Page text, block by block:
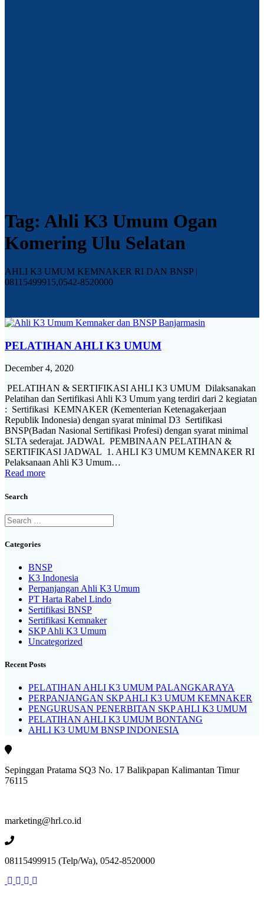
Tag: Ahli K3 Umum Ogan
Komering Ulu Selatan
AHLI K3 UMUM KEMNAKER RI DAN BNSP |
08115499915,0542-8520000
PELATIHAN AHLI K3 UMUM
December 4, 2020
PELATIHAN & SERTIFIKASI AHLI K3 UMUM Dilaksanakan
Pelatihan dan Sertifikasi Ahli K3 Umum yang terdiri dari 2 kegiatan
: Sertifikasi KEMNAKER (Kementerian Ketenagakerjaan
Republik Indonesia) dengan syarat minimal D3 Sertifikasi
BNSP(Badan Nasional Sertifikasi Profesi) dengan syarat minimal
SLTA sederajat. JADWAL PEMBINAAN PELATIHAN &
SERTIFIKASI JADWAL 1. AHLI K3 UMUM KEMNAKER RI
Pelaksanaan Ahli K3 Umum…
Read more
Search
Search
for:
Categories
BNSP
K3 Indonesia
Perpanjangan Ahli K3 Umum
PT Harta Rabel Lindo
Sertifikasi BNSP
Sertifikasi Kemnaker
SKP Ahli K3 Umum
Uncategorized
Recent Posts
PELATIHAN AHLI K3 UMUM PALANGKARAYA
PERPANJANGAN SKP AHLI K3 UMUM KEMNAKER
PENGURUSAN PENERBITAN SKP AHLI K3 UMUM
PELATIHAN AHLI K3 UMUM BONTANG
AHLI K3 UMUM BNSP INDONESIA
Sepinggan Pratama SQ3 No. 17 Balikpapan Kalimantan Timur
76115
marketing@hrl.co.id
08115499915 (Telp/Wa), 0542-8520000